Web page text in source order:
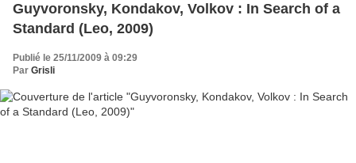
Guyvoronsky, Kondakov, Volkov : In Search of a
Standard (Leo, 2009)
Publié le 25/11/2009 à 09:29
Par Grisli